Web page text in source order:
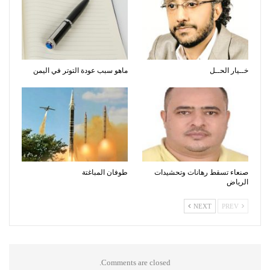
خــيار الحــل ماهو سبب عودة التوتر في اليمن
صنعاء تسقط رهانات وتحشيدات
الرياض
طوفان المباغتة
NEXT
Comments are closed.